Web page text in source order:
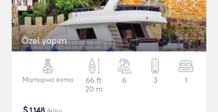
Özel yapım
Моторна яхта
66 ft
20 m
6 3 1
1,148